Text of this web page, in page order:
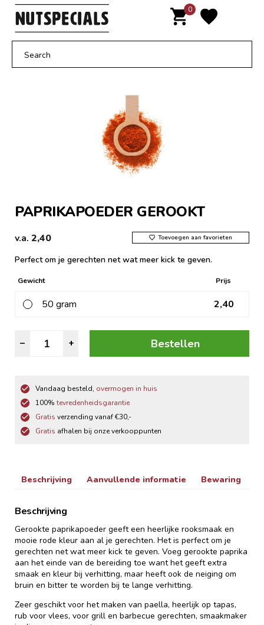
Door
naar
inhoud
0
PAPRIKAPOEDER GEROOKT
v.a. 2,40 Toevoegen aan favorieten
Perfect om je gerechten net wat meer kick te geven.
Gewicht Prijs
50 gram 2,40
–
Paprikapoeder
Gerookt
+ Bestellen
Vandaag besteld, overmogen in huis
100% tevredenheidsgarantie
Gratis verzending vanaf €30,-
Gratis afhalen bij onze verkooppunten
Beschrijving Aanvullende informatie Bewaring
Beschrijving
Gerookte paprikapoeder geeft een heerlijke rooksmaak en
mooie rode kleur aan al je gerechten. Het is perfect om je
gerechten net wat meer kick te geven. Voeg gerookte paprika
aan het einde van de bereiding toe want het geeft extra
smaak en kleur bij verhitting, maar heeft ook de neiging om
bruin en bitter te worden bij te lange verhitting.
Zeer geschikt voor het maken van paella, heerlijk op tapas,
rub voor vlees, voor grill en barbecue gerechten, smaakmaker